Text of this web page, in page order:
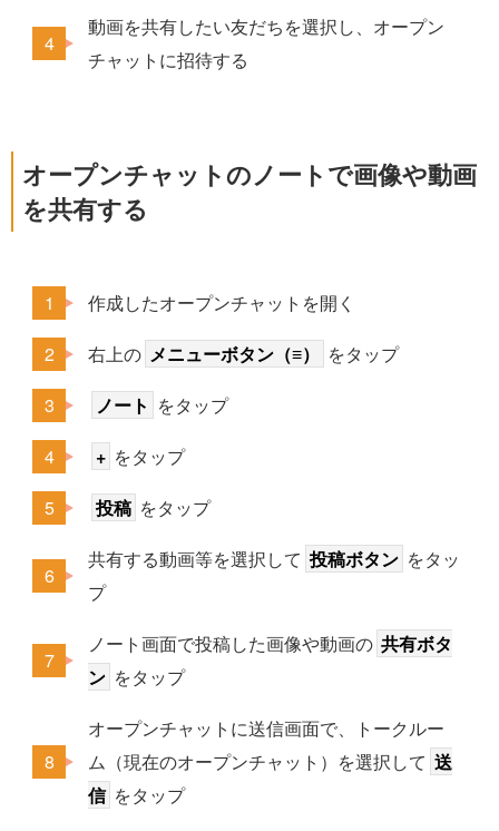
動画を共有したい友だちを選択し、オープン
チャットに招待する
オープンチャットのノートで画像や動画
を共有する
作成したオープンチャットを開く
右上の メニューボタン（≡）
をタップ
ノート をタップ
+ をタップ
投稿 をタップ
共有する動画等を選択して 投稿ボタン をタッ
プ
ノート画面で投稿した画像や動画の 共有ボタ
ン をタップ
オープンチャットに送信画面で、トークルー
ム（現在のオープンチャット）を選択して 送
信 をタップ